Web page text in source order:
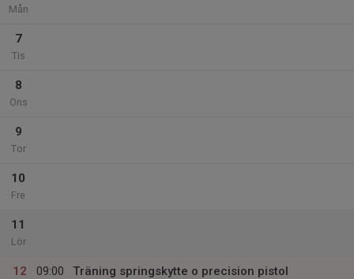
Mån
7
Tis
8
Ons
9
Tor
10
Fre
11
Lör
12
09:00
Träning springskytte o precision pistol